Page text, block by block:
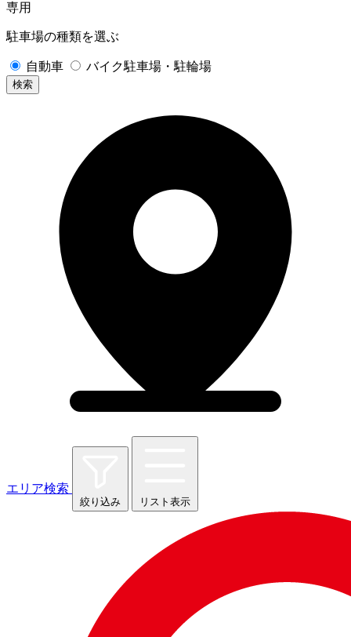
専用
駐車場の種類を選ぶ
自動車 バイク駐車場・駐輪場
検索
エリア検索
絞り込み リスト表示